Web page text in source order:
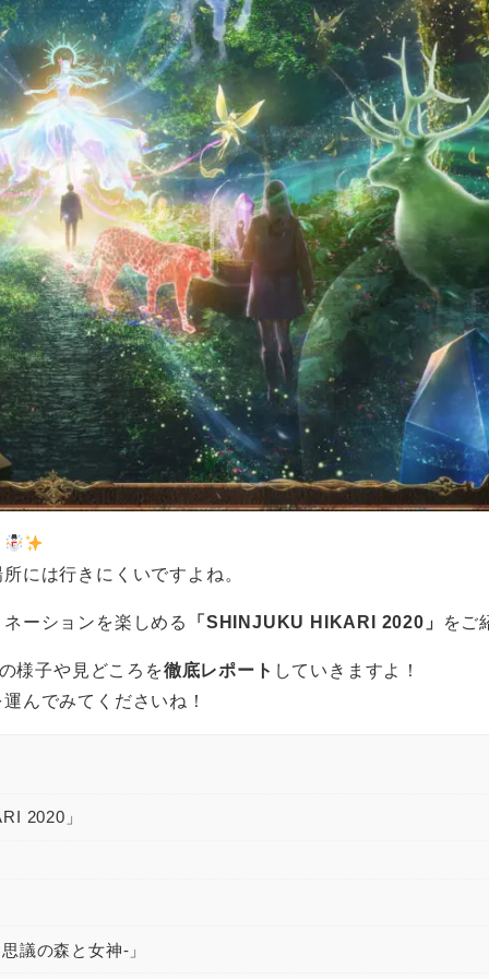
には行きにくいですよね。
ーションを楽しめる 「SHINJUKU HIKARI 2020」 をご
様子や見どころを徹底レポート していきますよ！
んでみてくださいね！
2020」
議の森と女神-」